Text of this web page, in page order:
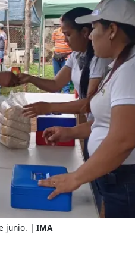
junio. IMA
Japón: Terremoto
heridos y graves
en Kumamoto
fuerte terremoto de magnitud
se registró este martes 28 de
en la prefectura de Kumamoto,
sur de Japón, provocando una
de gran...